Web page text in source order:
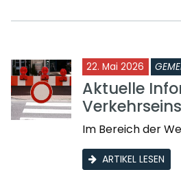
22. Mai 2026
Aktuelle
Im Bereich der
ARTIKEL LESEN